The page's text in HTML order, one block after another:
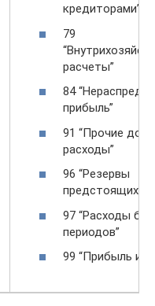
кредиторами”
79
расчеты”
84
прибыль”
91 “Прочие
расходы”
96 “Резервы
предстоящих
97 “Расходы
периодов”
99 “Прибыль и